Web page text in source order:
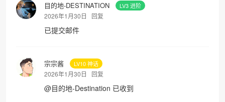
目的地-DESTINATION LV3 进阶
2026年1月30日 回复
已提交邮件
宗宗酱 LV10 神话
2026年1月30日 回复
@目的地-Destination 已收到